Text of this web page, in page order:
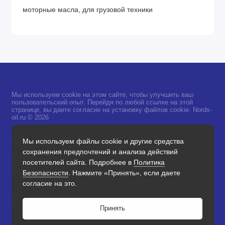
0
ГОСТ 3900 860
моторные масла, для грузовой техники
Мы используем файлы cookie и другие средства
сохранения предпочтений и анализа действий
посетителей сайта. Подробнее в Политика
Безопасности . Нажмите «Принять», если даете
согласие на это.
Принять
Мы используем cookie на этом сайте, чтобы улучшить ваш
пользовательский опыт. Перейдя по любой ссылке на этой
странице, вы даете согласие на установку файлов cookie. Nords-
oil.ru © 2026
Поддержка
+7 968 733-60-50
Обратный звонок